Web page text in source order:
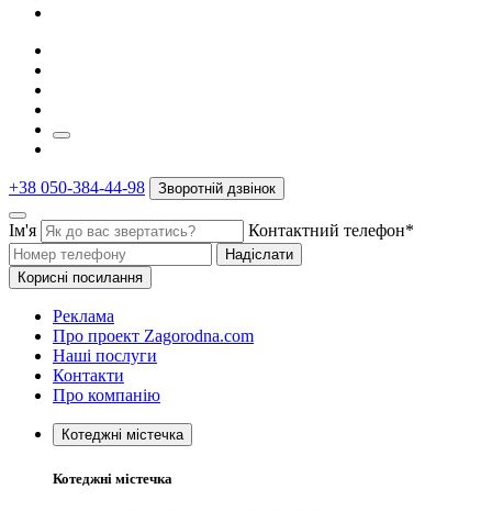
+38 050-384-44-98 Зворотній дзвінок
Ім'я Контактний телефон*
Надіслати
Корисні посилання
Реклама
Про проект Zagorodna.com
Наші послуги
Контакти
Про компанію
Котеджні містечка
Котеджні містечка